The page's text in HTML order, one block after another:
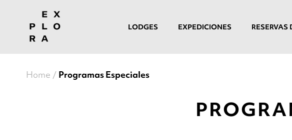
LODGES EXPEDICIONES RESERVAS
Home Programas Especiales